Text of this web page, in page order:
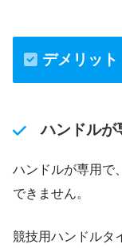
デメリット
ハンドルが
ハンドルが専用で
できません。
競技用ハンドルタ